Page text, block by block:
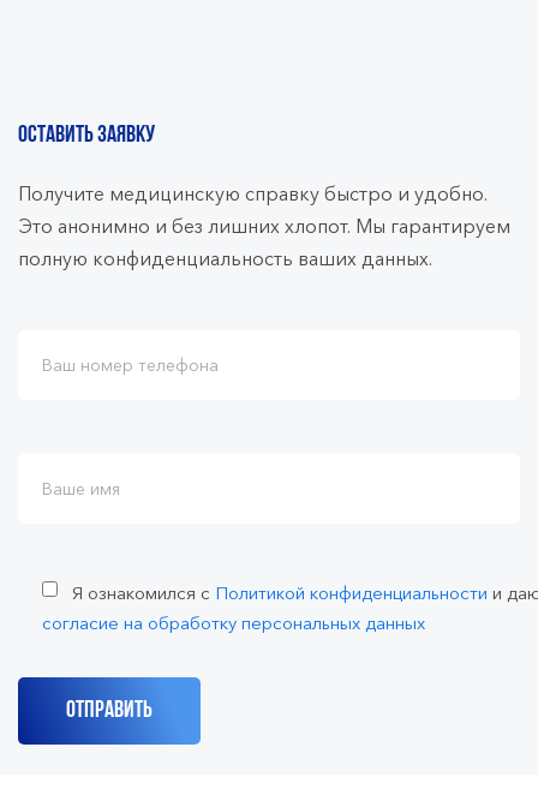
ОСТАВИТЬ ЗАЯВКУ
Получите медицинскую справку быстро и удобно.
Это анонимно и без лишних хлопот. Мы гарантируем
полную конфиденциальность ваших данных.
Я ознакомился с Политикой конфиденциальности и
согласие на обработку персональных данных